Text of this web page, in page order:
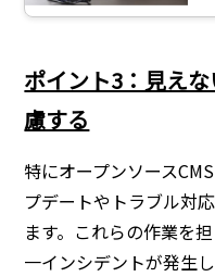
ポイント3：見え
慮する
特にオープンソース
プデートやトラブル対
ます。これらの作業を
一インシデントが発生